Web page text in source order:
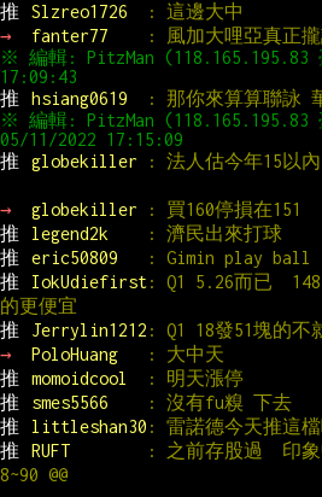
推
Slzreo1726
: 這邊大中
→
fanter77
: 風加大哩亞真正
※ 編輯: PitzMan (118.165.195.83
推
hsiang0619
: 那你來算算聯詠
※ 編輯: PitzMan (118.165.195.83
推
globekiller : 法人估今年15以
→ globekiller
: 買160停損在151
推
legend2k
: 濟民出來打球
推
eric50809
: Gimin play ball
推
IokUdiefirst: Q1 5.26而已
的更便宜
推
Jerrylin1212 : Q1 18發51塊的不
→
PoloHuang
: 大中天
推
momoidcool
: 明天漲停
推
smes5566
: 沒有fu糗 下去
推
littleshan30 : 雷諾德今天推這檔
推
RUFT
: 之前存股過  印象
8~90 @@